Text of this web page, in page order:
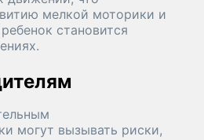
мелкой моторики и
становится
могут вызывать риски,